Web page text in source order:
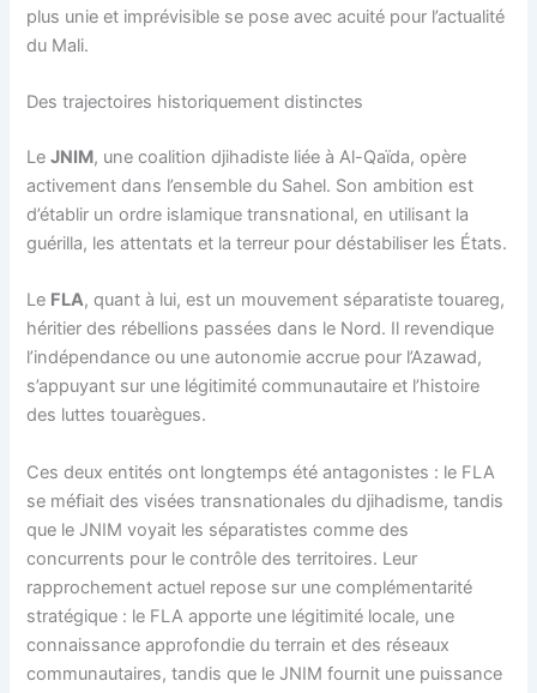
plus unie et imprévisible se pose avec acuité pour l’actualité
du Mali.
Des trajectoires historiquement distinctes
LeJNIM, une coalition djihadiste liée à Al-Qaïda, opère
activement dans l’ensemble du Sahel. Son ambition est
d’établir un ordre islamique transnational, en utilisant la
guérilla, les attentats et la terreur pour déstabiliser les États.
Le FLA, quant à lui, est un mouvement séparatiste touareg,
héritier des rébellions passées dans le Nord. Il revendique
l’indépendance ou une autonomie accrue pour l’Azawad,
s’appuyant sur une légitimité communautaire et l’histoire
des luttes touarègues.
Ces deux entités ont longtemps été antagonistes : le FLA
se méfiait des visées transnationales du djihadisme, tandis
que le JNIM voyait les séparatistes comme des
concurrents pour le contrôle des territoires. Leur
rapprochement actuel repose sur une complémentarité
stratégique : le FLA apporte une légitimité locale, une
connaissance approfondie du terrain et des réseaux
communautaires, tandis que le JNIM fournit une puissance